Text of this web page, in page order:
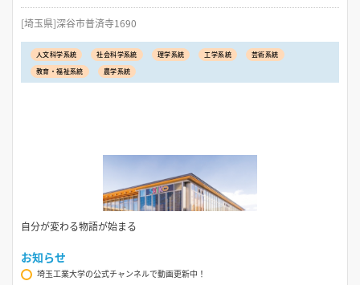
[埼玉県]深谷市普済寺1690
人文科学系統 社会科学系統 理学系統 工学系統
芸術系統
教育・福祉系統
農学系統
自分が変わる物語が始まる
お知らせ
埼玉工業大学の公式チャンネルで動画更新中！